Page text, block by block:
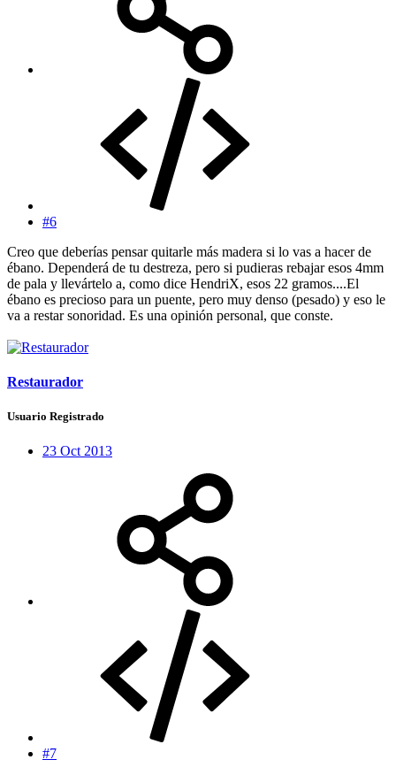
#6
Creo que deberías pensar quitarle más madera si lo vas a hacer de
ébano. Dependerá de tu destreza, pero si pudieras rebajar esos 4mm
de pala y llevártelo a, como dice HendriX, esos 22 gramos....El
ébano es precioso para un puente, pero muy denso (pesado) y eso le
va a restar sonoridad. Es una opinión personal, que conste.
Restaurador
Usuario Registrado
23 Oct 2013
#7